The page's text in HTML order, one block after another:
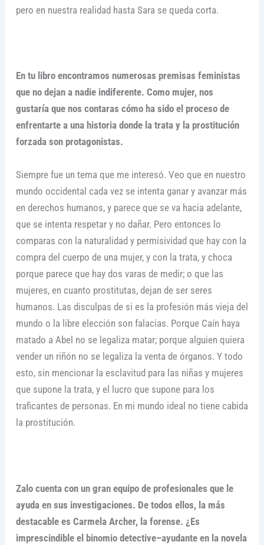
pero en nuestra realidad hasta Sara se queda corta.
En tu libro encontramos numerosas premisas feministas
que no dejan a nadie indiferente. Como mujer, nos
gustaría que nos contaras cómo ha sido el proceso de
enfrentarte a una historia donde la trata y la prostitución
forzada son protagonistas.
Siempre fue un tema que me interesó. Veo que en nuestro
mundo occidental cada vez se intenta ganar y avanzar más
en derechos humanos, y parece que se va hacia adelante,
que se intenta respetar y no dañar. Pero entonces lo
comparas con la naturalidad y permisividad que hay con la
compra del cuerpo de una mujer, y con la trata, y choca
porque parece que hay dos varas de medir; o que las
mujeres, en cuanto prostitutas, dejan de ser seres
humanos. Las disculpas de si es la profesión más vieja del
mundo o la libre elección son falacias. Porque Caín haya
matado a Abel no se legaliza matar; porque alguien quiera
vender un riñón no se legaliza la venta de órganos. Y todo
esto, sin mencionar la esclavitud para las niñas y mujeres
que supone la trata, y el lucro que supone para los
traficantes de personas. En mi mundo ideal no tiene cabida
la prostitución.
Zalo cuenta con un gran equipo de profesionales que le
ayuda en sus investigaciones. De todos ellos, la más
destacable es Carmela Archer, la forense. ¿Es
imprescindible el binomio detective–ayudante en la novela